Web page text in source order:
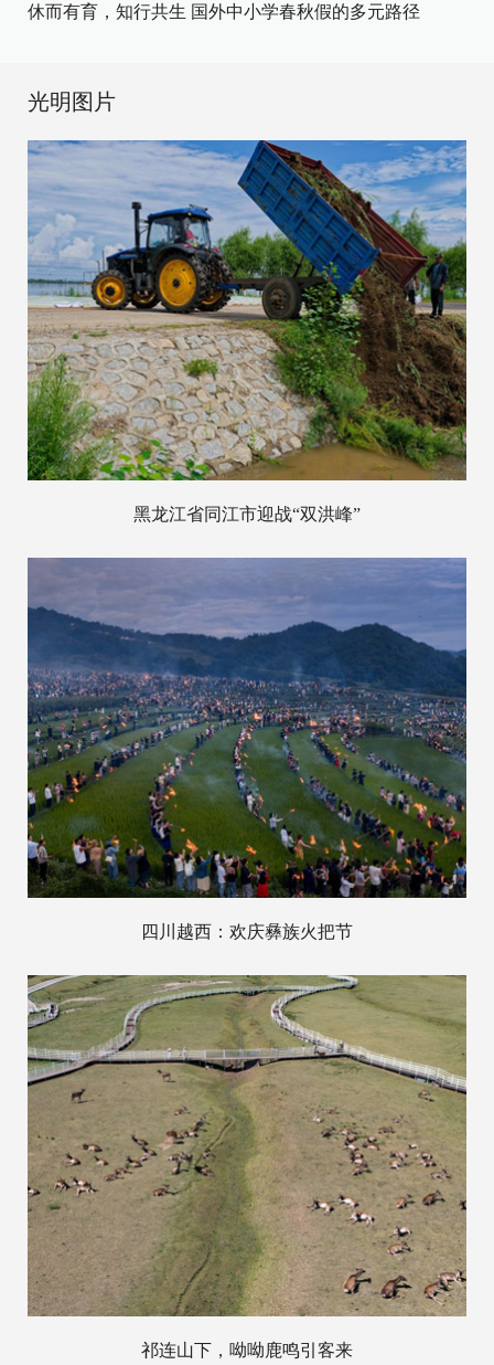
休而有育，知行共生 国外中小学春秋假的多元路径
光明图片
黑龙江省同江市迎战“双洪峰”
四川越西：欢庆彝族火把节
祁连山下，呦呦鹿鸣引客来